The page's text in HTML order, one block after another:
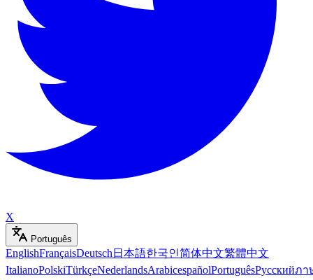
X
Português
EnglishFrançaisDeutsch 日本語한국인简体中文繁體中文
ItalianoPolskiTürkçeNederlandsArabicespañolPortuguêsРусскийภา